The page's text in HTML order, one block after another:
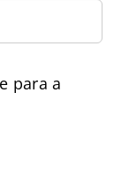
para a